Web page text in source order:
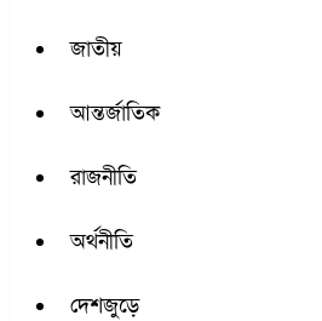
জাতীয়
আন্তর্জাতিক
রাজনীতি
অর্থনীতি
দেশজুড়ে